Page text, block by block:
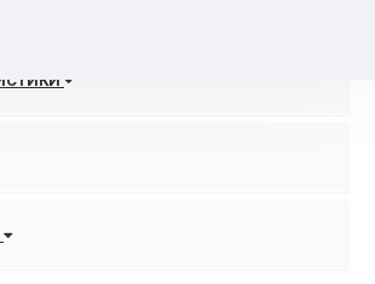
закупки 3 шт.